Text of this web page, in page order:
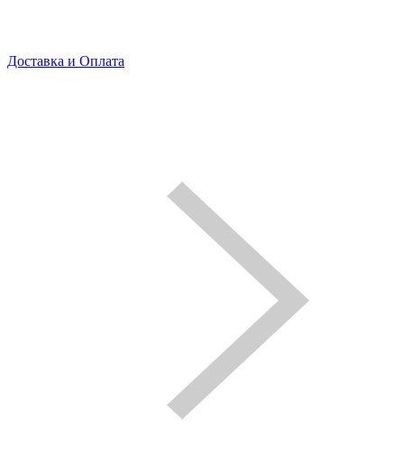
Доставка и Оплата